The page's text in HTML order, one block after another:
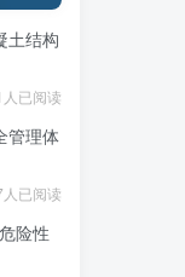
土结构
已阅读
管理体
已阅读
险性
土结构
已阅读
管理体
已阅读
险性